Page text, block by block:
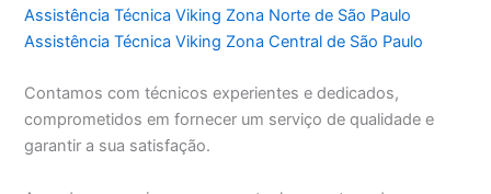
Assistência Técnica Viking Zona Norte de São Paulo
Assistência Técnica Viking Zona Central de São Paulo
Contamos com técnicos experientes e dedicados,
comprometidos em fornecer um serviço de qualidade e
garantir a sua satisfação.